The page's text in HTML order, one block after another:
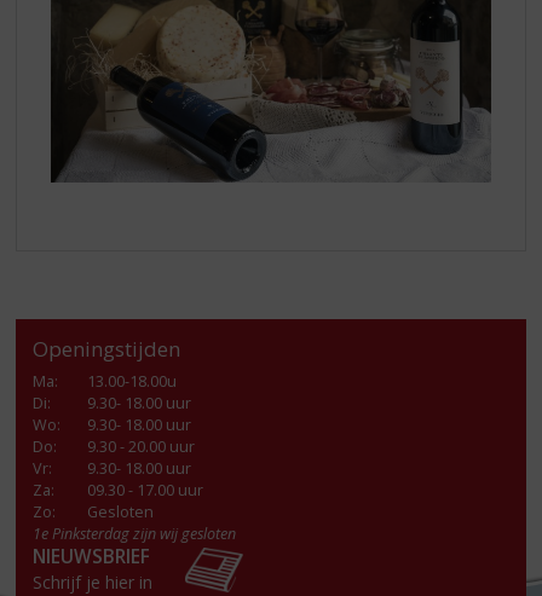
Openingstijden
Ma:
13.00-18.00u
Di:
9.30- 18.00 uur
Wo:
9.30- 18.00 uur
Do:
9.30 - 20.00 uur
Vr:
9.30- 18.00 uur
Za:
09.30 - 17.00 uur
Zo:
Gesloten
1e Pinksterdag zijn wij gesloten
NIEUWSBRIEF
Schrijf je hier in